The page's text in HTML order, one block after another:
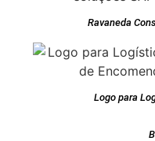
Ravaneda
Logo para